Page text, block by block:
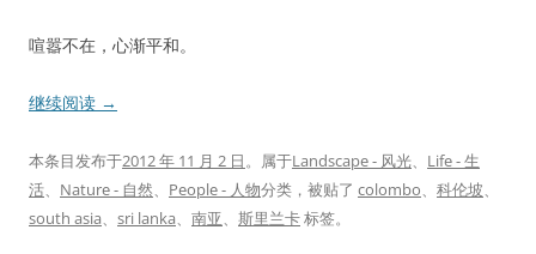
喧嚣不在，心渐平和。
继续阅读 →
本条目发布于2012 年 11 月 2 日。属于Landscape - 风光、 Life - 生
活、 Nature - 自然、 People - 人物分类，被贴了 colombo、 科伦坡、
south asia、 sri lanka、 南亚、 斯里兰卡标签。